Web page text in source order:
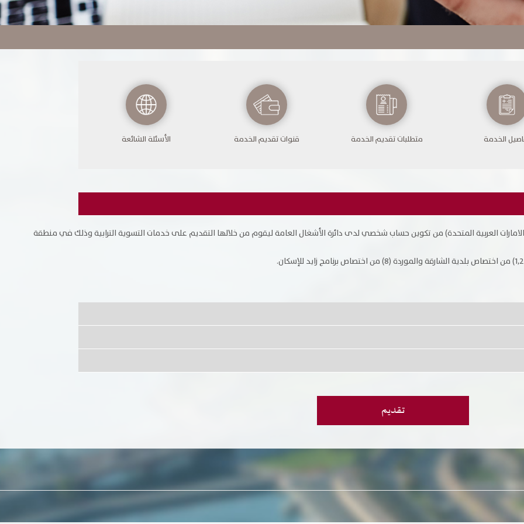
امكانية الوصول
بحث
الخدمة متطلبات تقديم الخدمة قنوات تقديم الخدمة الأسئلة الشائعة
العربية المتحدة) من تكوين حساب شخصي لدى دائرة الأشغال العامة ليقوم من خلالها التقديم على خدمات التسوية الترابية وذلك في منطقة
تقديم